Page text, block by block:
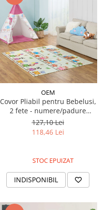
OEM
Covor Pliabil pentru Bebelusi,
2 fete - numere/padure
magica, 180/200/0.9cm
127,10 Lei
118,46 Lei
STOC EPUIZAT
INDISPONIBIL